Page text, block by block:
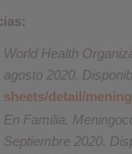
World Health
agosto 2020.
sheets/detail/
En Familia.
Septiembre 2020.